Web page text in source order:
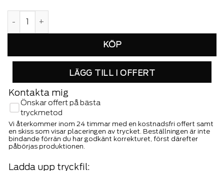
Kontakta mig
Önskar offert på bästa
tryckmetod
Vi återkommer inom 24 timmar med en kostnadsfri offert samt
en skiss som visar placeringen av trycket. Beställningen är inte
bindande förrän du har godkänt korrekturet, först därefter
påbörjas produktionen.
Ladda upp tryckfil:
LÄGG TILL I OFFERT